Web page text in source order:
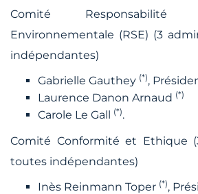
Comité
Environnementale (RSE) (3
indépendantes)
Gabrielle Gauthey (*),
Laurence Danon Arnaud (*)
Carole Le Gall (*).
Comité Conformité et Ethique
toutes indépendantes)
Inès Reinmann Toper (*),